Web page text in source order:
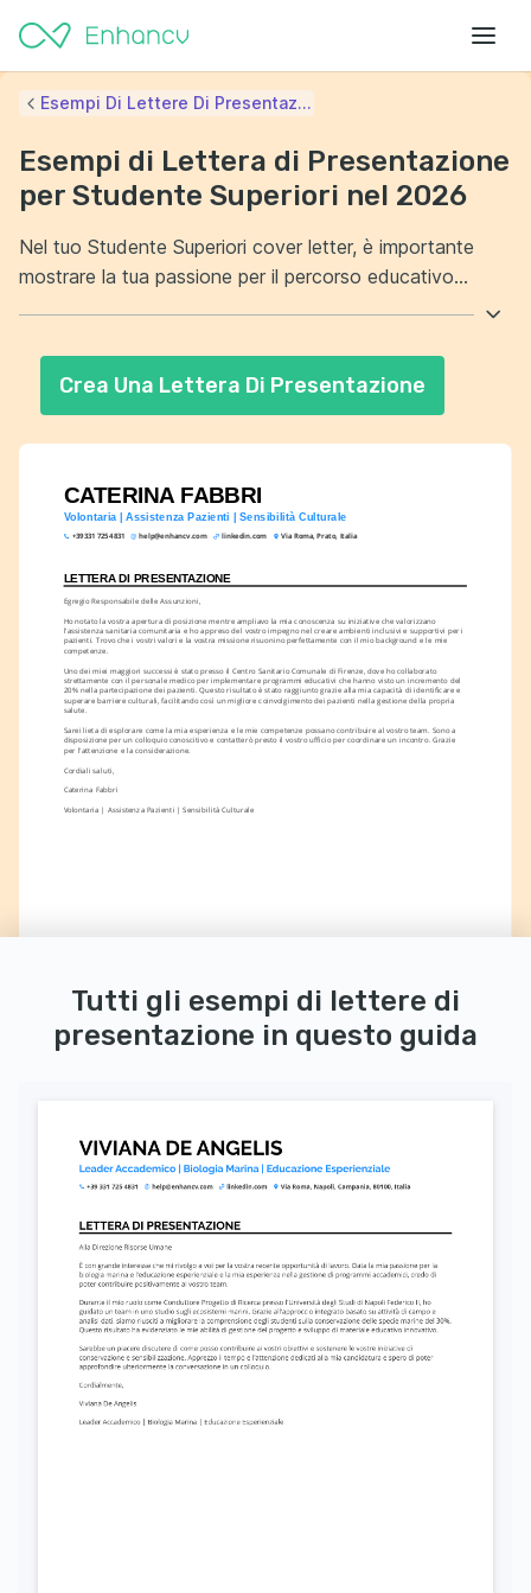
CATERINA FABBRI
Volontaria | Assistenza Pazienti | Sensibilità Culturale
+39 331 725 4831 help@enhancv.com linkedin.com Via Roma, Prato, Italia
LETTERA DI PRESENTAZIONE
Egregio Responsabile delle Assunzioni,
Ho notato la vostra apertura di posizione mentre ampliavo la mia conoscenza su iniziative che valorizzano
l'assistenza sanitaria comunitaria e ho appreso del vostro impegno nel creare ambienti inclusivi e supportivi per i
pazienti. Trovo che i vostri valori e la vostra missione risuonino perfettamente con il mio background e le mie
competenze.
Uno dei miei maggiori successi è stato presso il Centro Sanitario Comunale di Firenze, dove ho collaborato
strettamente con il personale medico per implementare programmi educativi che hanno visto un incremento del
20% nella partecipazione dei pazienti. Questo risultato è stato raggiunto grazie alla mia capacità di identificare e
superare barriere culturali, facilitando così un migliore coinvolgimento dei pazienti nella gestione della propria
salute.
Sarei lieta di esplorare come la mia esperienza e le mie competenze possano contribuire al vostro team. Sono a
disposizione per un colloquio conoscitivo e contatterò presto il vostro ufficio per coordinare un incontro. Grazie
per l'attenzione e la considerazione.
Cordiali saluti,
Caterina Fabbri
Volontaria | Assistenza Pazienti | Sensibilità Culturale
Esempi Di Lettere Di Presentaz...
Esempi di Lettera di Presentazione
per Studente Superiori nel 2026
Nel tuo Studente Superiori cover letter, è importante
mostrare la tua passione per il percorso educativo
successo. Inoltre, sottolinea le competenze chiave che
hai sviluppato durante gli studi. Dimostra come queste
l'opportunità che stai cercando.
Crea Una Lettera Di Presentazione
Tutti gli esempi di lettere di
presentazione in questo guida